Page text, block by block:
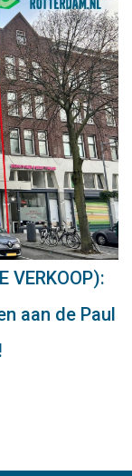
VERKOOP):
aan de Paul